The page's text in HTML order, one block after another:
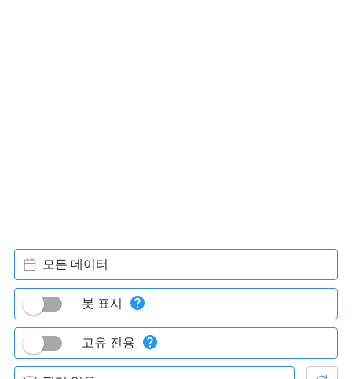
모든 데이터
봇 표시
고유 전용